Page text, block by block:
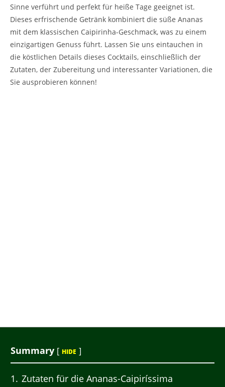
Sinne verführt und perfekt für heiße Tage geeignet ist.
Dieses erfrischende Getränk kombiniert die süße Ananas
mit dem klassischen Caipirinha-Geschmack, was zu einem
einzigartigen Genuss führt. Lassen Sie uns eintauchen in
die köstlichen Details dieses Cocktails, einschließlich der
Zutaten, der Zubereitung und interessanter Variationen, die
Sie ausprobieren können!
Summary [ HIDE ]
1
Zutaten für die Ananas-Caipiríssima